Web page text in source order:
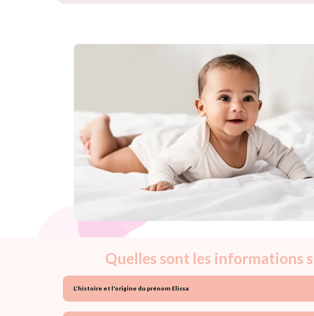
Quelles sont les informations
L'histoire et l'origine du prénom Elissa